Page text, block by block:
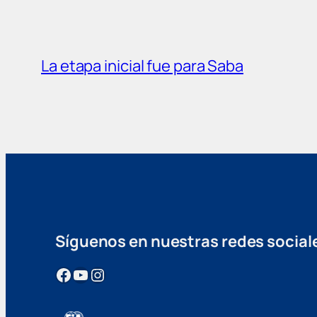
La etapa inicial fue para Saba
Síguenos en nuestras redes
Facebook YouTube Instagram